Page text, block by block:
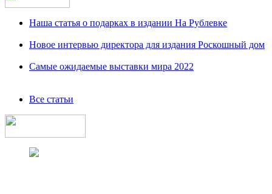
Наша статья о подарках в издании На Рублевке
Новое интервью директора для издания Роскошный дом
Самые ожидаемые выставки мира 2022
Все статьи